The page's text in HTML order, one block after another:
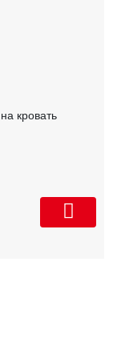
кровать